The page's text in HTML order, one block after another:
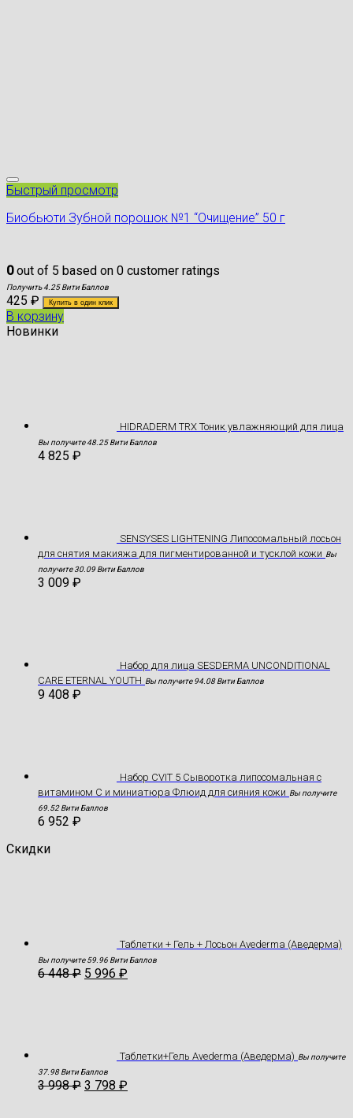
Быстрый просмотр
Биобьюти Зубной порошок №1 “Очищение” 50 г
0out of 5 based on 0 customer ratings
Получить 4.25 Вити Баллов
425 ₽ Купить в один клик
В корзину
Новинки
HIDRADERM TRX Тоник увлажняющий для лица
Вы получите 48.25 Вити Баллов
4 825 ₽
SENSYSES LIGHTENING Липосомальный лосьон
для снятия макияжа для пигментированной и тусклой кожи Вы
получите 30.09 Вити Баллов
3 009 ₽
Hабор для лица SESDERMA UNCONDITIONAL
CARE ETERNAL YOUTH Вы получите 94.08 Вити Баллов
9 408 ₽
Набор CVIT 5 Сыворотка липосомальная с
витамином С и миниатюра Флюид для сияния кожи Вы получите
69.52 Вити Баллов
6 952 ₽
Скидки
Таблетки + Гель + Лосьон Avederma (Аведерма)
Вы получите 59.96 Вити Баллов
6 448₽ 5 996 ₽
Таблетки+Гель Avederma (Аведерма) Вы получите
37.98 Вити Баллов
3 998₽ 3 798 ₽